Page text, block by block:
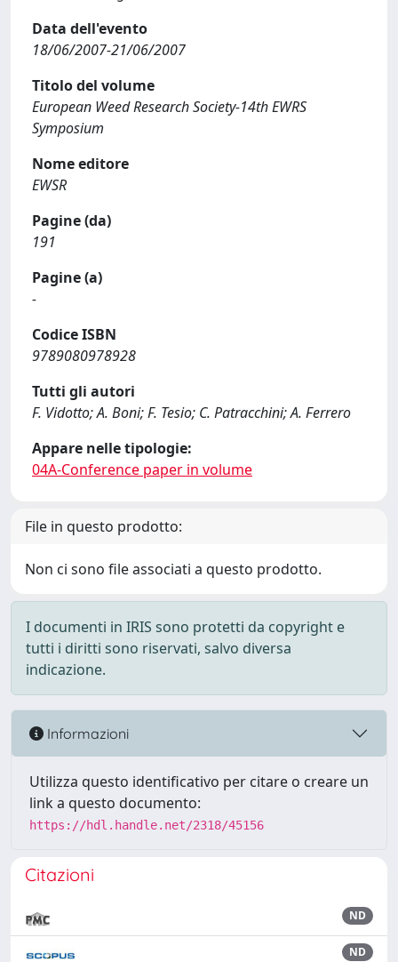
Data dell'evento
18/06/2007-21/06/2007
Titolo del volume
European Weed Research Society-14th EWRS
Symposium
Nome editore
EWSR
Pagine (da)
191
Pagine (a)
-
Codice ISBN
9789080978928
Tutti gli autori
F. Vidotto; A. Boni; F. Tesio; C. Patracchini; A. Ferrero
Appare nelle tipologie:
04A-Conference paper in volume
File in questo prodotto:
Non ci sono file associati a questo prodotto.
I documenti in IRIS sono protetti da copyright e
tutti i diritti sono riservati, salvo diversa
indicazione.
Informazioni
Utilizza questo identificativo per citare o creare un
link a questo documento:
https://hdl.handle.net/2318/45156
Citazioni
ND
ND